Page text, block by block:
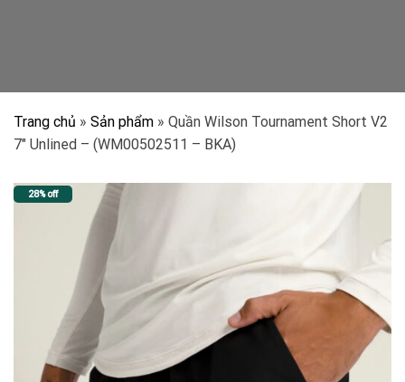
Trang chủ » Sản phẩm » Quần Wilson Tournament Short V2
7″ Unlined – (WM00502511 – BKA)
28% off